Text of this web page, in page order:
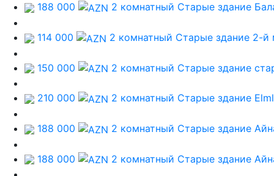
188 000 2 комнатный Старые здание
114 000 2 комнатный Старые здание 2-й
150 000 2 комнатный Старые здание
210 000 2 комнатный Старые здание
188 000 2 комнатный Старые здание
188 000 2 комнатный Старые здание